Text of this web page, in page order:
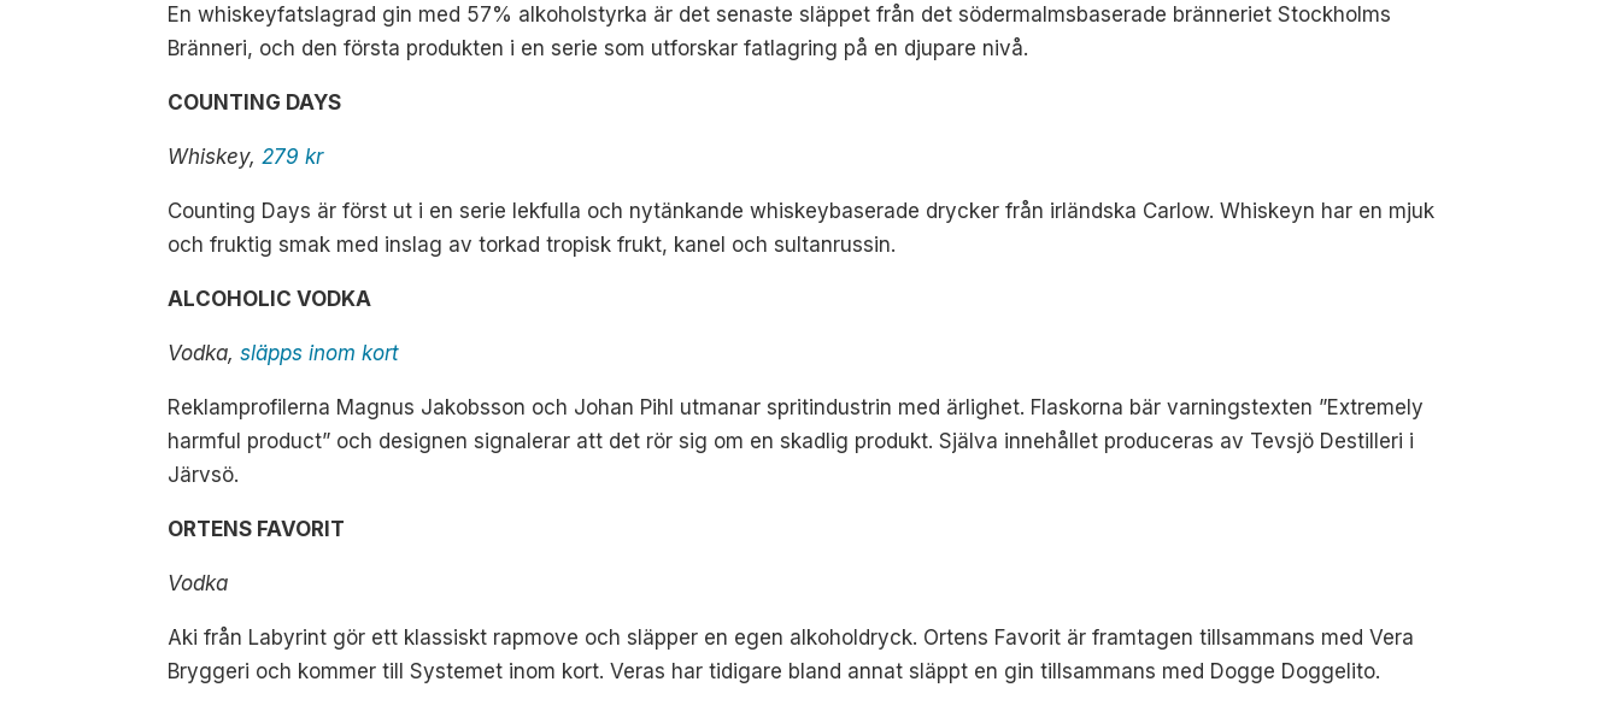
En whiskeyfatslagrad gin med 57% alkoholstyrka är det senaste släppet från det södermalmsbaserade bränneriet Stockholms
Bränneri, och den första produkten i en serie som utforskar fatlagring på en djupare nivå.
COUNTING DAYS
Whiskey,279 kr
Counting Days är först ut i en serie lekfulla och nytänkande whiskeybaserade drycker från irländska Carlow. Whiskeyn har en mjuk
och fruktig smak med inslag av torkad tropisk frukt, kanel och sultanrussin.
ALCOHOLIC VODKA
Vodka,släpps inom kort
Reklamprofilerna Magnus Jakobsson och Johan Pihl utmanar spritindustrin med ärlighet. Flaskorna bär varningstexten ”Extremely
harmful product” och designen signalerar att det rör sig om en skadlig produkt. Själva innehållet produceras av Tevsjö Destilleri i
Järvsö.
ORTENS FAVORIT
Vodka
Aki från Labyrint gör ett klassiskt rapmove och släpper en egen alkoholdryck. Ortens Favorit är framtagen tillsammans med Vera
Bryggeri och kommer till Systemet inom kort. Veras har tidigare bland annat släppt en gin tillsammans med Dogge Doggelito.